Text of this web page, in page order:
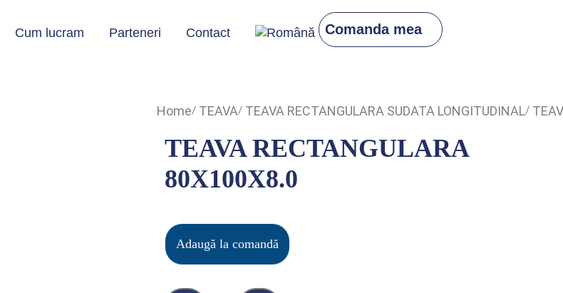
Cum lucram Parteneri Contact Comanda mea
Home TEAVA TEAVA RECTANGULARA SUDATA LONGITUDINAL
TEAVA RECTANGULARA
80X100X8.0
Adaugă la comandă